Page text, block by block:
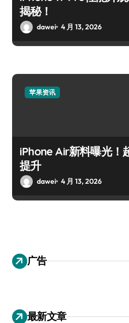
揭秘！
dawei 4 月 13, 2026
苹果资讯
iPhone Air新料曝光！
提升
dawei 4 月 13, 2026
广告
最新文章